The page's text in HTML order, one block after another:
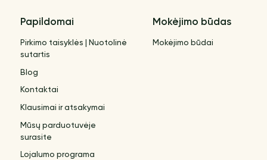
Papildomai
Pirkimo taisyklės | Nuotolinė
sutartis
Blog
Kontaktai
Klausimai ir atsakymai
Mūsų parduotuvėje
surasite
Lojalumo programa
Mokėjimo būdas
Mokėjimo būdai